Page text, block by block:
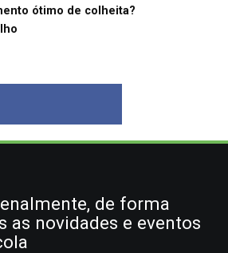
ótimo de colheita?
de forma
as novidades e eventos